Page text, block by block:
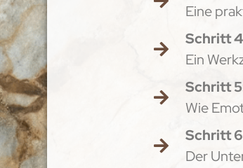
Eine
Schritt
Ein
Schritt
Wie
Schritt
Der